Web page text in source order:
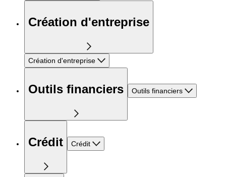
Création d'entreprise
Création d'entreprise
Outils financiers Outils financiers
Crédit Crédit